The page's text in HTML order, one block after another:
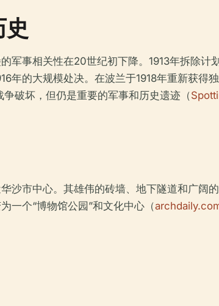
军事相关性在20世纪初下降。1913年拆除计
年的大规模处决。在波兰于1918年重新获得
破坏，但仍是重要的军事和历史遗迹（
沙市中心。其雄伟的砖墙、地下隧道和广阔
一个“博物馆公园”和文化中心（